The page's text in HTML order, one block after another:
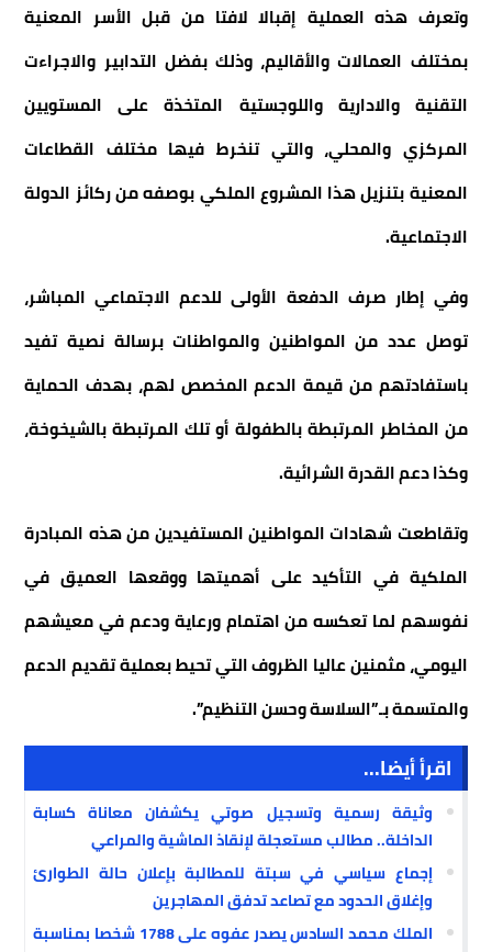
وتعرف هذه العملية إقبالا لافتا من قبل الأسر المعنية
بمختلف العمالات والأقاليم، وذلك بفضل التدابير والاجراءت
التقنية والادارية واللوجستية المتخذة على المستويين
المركزي والمحلي، والتي تنخرط فيها مختلف القطاعات
المعنية بتنزيل هذا المشروع الملكي بوصفه من ركائز الدولة
الاجتماعية.
وفي إطار صرف الدفعة الأولى للدعم الاجتماعي المباشر،
توصل عدد من المواطنين والمواطنات برسالة نصية تفيد
باستفادتهم من قيمة الدعم المخصص لهم، بهدف الحماية
من المخاطر المرتبطة بالطفولة أو تلك المرتبطة بالشيخوخة،
وكذا دعم القدرة الشرائية.
وتقاطعت شهادات المواطنين المستفيدين من هذه المبادرة
الملكية في التأكيد على أهميتها ووقعها العميق في
نفوسهم لما تعكسه من اهتمام ورعاية ودعم في معيشهم
اليومي، مثمنين عاليا الظروف التي تحيط بعملية تقديم الدعم
والمتسمة بـ”السلاسة وحسن التنظيم”.
اقرأ أيضا...
وثيقة رسمية وتسجيل صوتي يكشفان معاناة كسابة
الداخلة.. مطالب مستعجلة لإنقاذ الماشية والمراعي
إجماع سياسي في سبتة للمطالبة بإعلان حالة الطوارئ
وإغلاق الحدود مع تصاعد تدفق المهاجرين
الملك محمد السادس يصدر عفوه على 1788 شخصا بمناسبة